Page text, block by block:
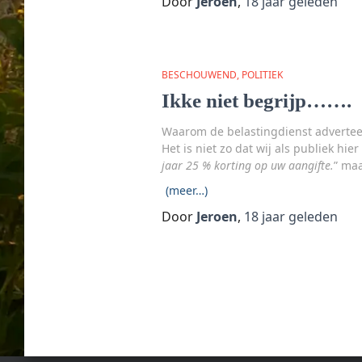
BESCHOUWEND POLITIEK
Ikke niet begrijp…….
Waarom de belastingdienst
Het is niet zo dat wij als publiek
jaar 25 % korting op uw aangifte.”
(meer…)
Door Jeroen, 18 jaargeleden